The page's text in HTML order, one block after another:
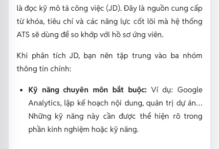
là đọc kỹ mô tả công việc (JD). Đây là nguồn cung cấp
từ khóa, tiêu chí và các năng lực cốt lõi mà hệ thống
ATS sẽ dùng để so khớp với hồ sơ ứng viên.
Khi phân tích JD, bạn nên tập trung vào ba nhóm
thông tin chính:
Kỹ năng chuyên môn bắt buộc:Ví dụ: Google
Analytics, lập kế hoạch nội dung, quản trị dự án…
Những kỹ năng này cần được thể hiện rõ trong
phần kinh nghiệm hoặc kỹ năng.